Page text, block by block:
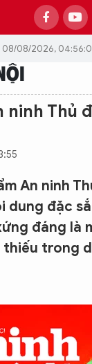
08/08/2026,
ninh Thủ
An ninh
dung đặc
đáng là
trong